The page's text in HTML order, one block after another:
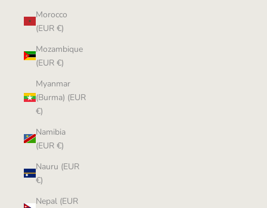
Morocco
(EUR €)
Mozambique
(EUR €)
Myanmar
(Burma) (EUR
€)
Namibia
(EUR €)
Nauru (EUR
€)
Nepal (EUR